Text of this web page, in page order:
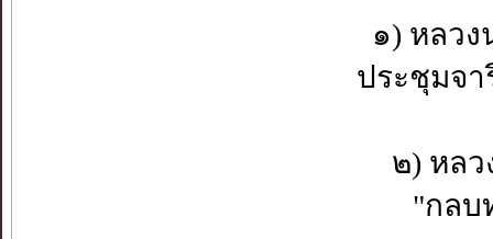
๑) หลว
ประชุมจ
๒) หลว
"กลบ